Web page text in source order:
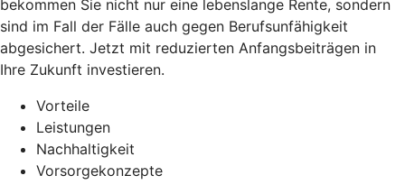
bekommen Sie nicht nur eine lebenslange Rente, sondern
sind im Fall der Fälle auch gegen Berufsunfähigkeit
abgesichert. Jetzt mit reduzierten Anfangsbeiträgen in
Ihre Zukunft investieren.
Vorteile
Leistungen
Nachhaltigkeit
Vorsorgekonzepte